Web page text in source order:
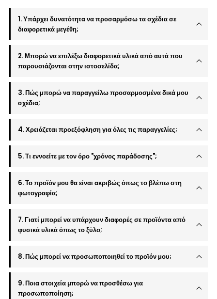
1. Υπάρχει δυνατότητα να προσαρμόσω τα σχέδια σε
διαφορετικά μεγέθη;
2. Μπορώ να επιλέξω διαφορετικά υλικά από αυτά που
παρουσιάζονται στην ιστοσελίδα;
3. Πώς μπορώ να παραγγείλω προσαρμοσμένα δικά μου
σχέδια;
4. Χρειάζεται προεξόφληση για όλες τις παραγγελίες;
5. Τι εννοείτε με τον όρο "χρόνος παράδοσης";
6. Το προϊόν μου θα είναι ακριβώς όπως το βλέπω στη
φωτογραφία;
7. Γιατί μπορεί να υπάρχουν διαφορές σε προϊόντα από
φυσικά υλικά όπως το ξύλο;
8. Πώς μπορεί να προσωποποιηθεί το προϊόν μου;
9. Ποια στοιχεία μπορώ να προσθέσω για
προσωποποίηση;